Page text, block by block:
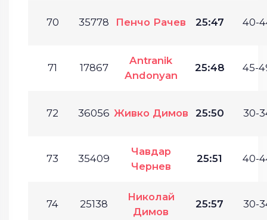
70 35778 Пенчо Рачев 25:47 40-
71 17867
Antranik
Andonyan
25:48 45-
72 36056 Живко Димов 25:50 30-
73 35409
Чавдар
Чернев
25:51 40-
74 25138
Николай
Димов
25:57 30-